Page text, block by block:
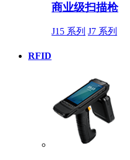
商业级扫描枪
J15 系列 J7 系列
RFID